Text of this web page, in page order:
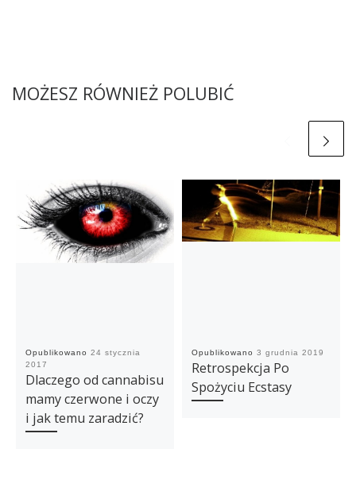
MOŻESZ RÓWNIEŻ POLUBIĆ
Opublikowano 24 stycznia
2017
Dlaczego od cannabisu
mamy czerwone i oczy
i jak temu zaradzić?
Opublikowano 3 grudnia 2019
Retrospekcja Po
Spożyciu Ecstasy